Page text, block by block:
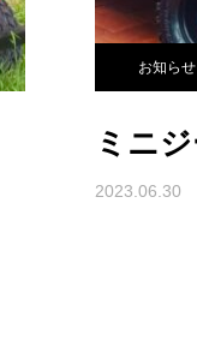
お知らせ
ミニジ
2023.06.30